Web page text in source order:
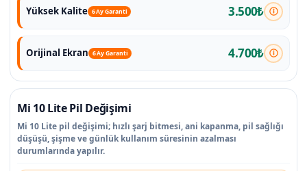
Yüksek Kalite 6 Ay Garanti 3.500₺
Orijinal Ekran 6 Ay Garanti 4.700₺
Mi 10 Lite Pil Değişimi
Mi 10 Lite pil değişimi; hızlı şarj bitmesi, ani kapanma, pil sağlığı
düşüşü, şişme ve günlük kullanım süresinin azalması
durumlarında yapılır.